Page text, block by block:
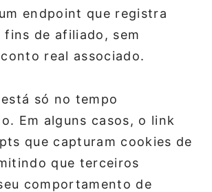
endpoint que registra
fins de afiliado, sem
real associado.
só no tempo
Em alguns casos, o link
que capturam cookies de
que terceiros
comportamento de